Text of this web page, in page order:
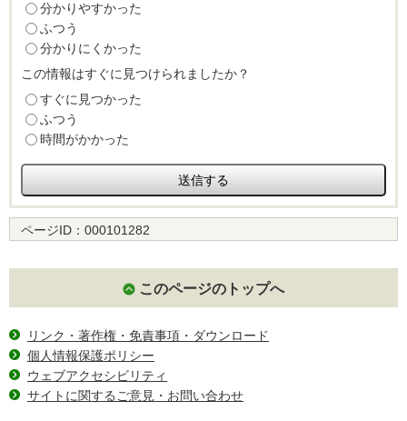
分かりやすかった
ふつう
分かりにくかった
この情報はすぐに見つけられましたか？
すぐに見つかった
ふつう
時間がかかった
ページID： 000101282
このページのトップへ
リンク・著作権・免責事項・ダウンロード
個人情報保護ポリシー
ウェブアクセシビリティ
サイトに関するご意見・お問い合わせ